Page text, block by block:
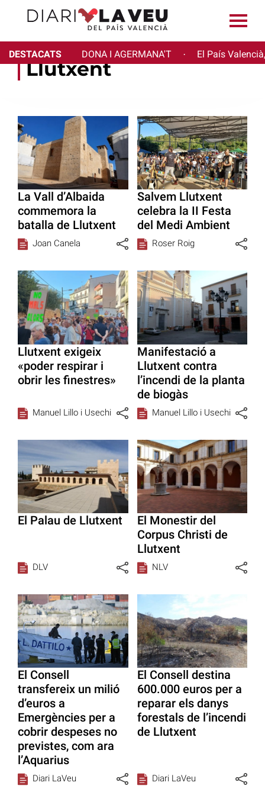
DESTACATS DONA I AGERMANA'T · El País
Llutxent
La Vall d’Albaida
commemora la
batalla de Llutxent
Joan Canela
Salvem Llutxent
celebra la II Festa
del Medi Ambient
Roser Roig
Llutxent exigeix
«poder respirar i
obrir les finestres»
Manuel Lillo i Usechi
Manifestació a
Llutxent contra
l’incendi de la planta
de biogàs
Manuel Lillo i Usechi
El Palau de Llutxent
DLV
El Monestir del
Corpus Christi de
Llutxent
NLV
El Consell
transfereix un milió
d’euros a
Emergències per a
cobrir despeses no
previstes, com ara
l’Aquarius
Diari LaVeu
El Consell destina
600.000 euros per a
reparar els danys
forestals de l’incendi
de Llutxent
Diari LaVeu